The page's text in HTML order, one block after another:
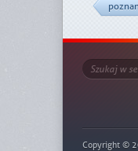
Copyright ©